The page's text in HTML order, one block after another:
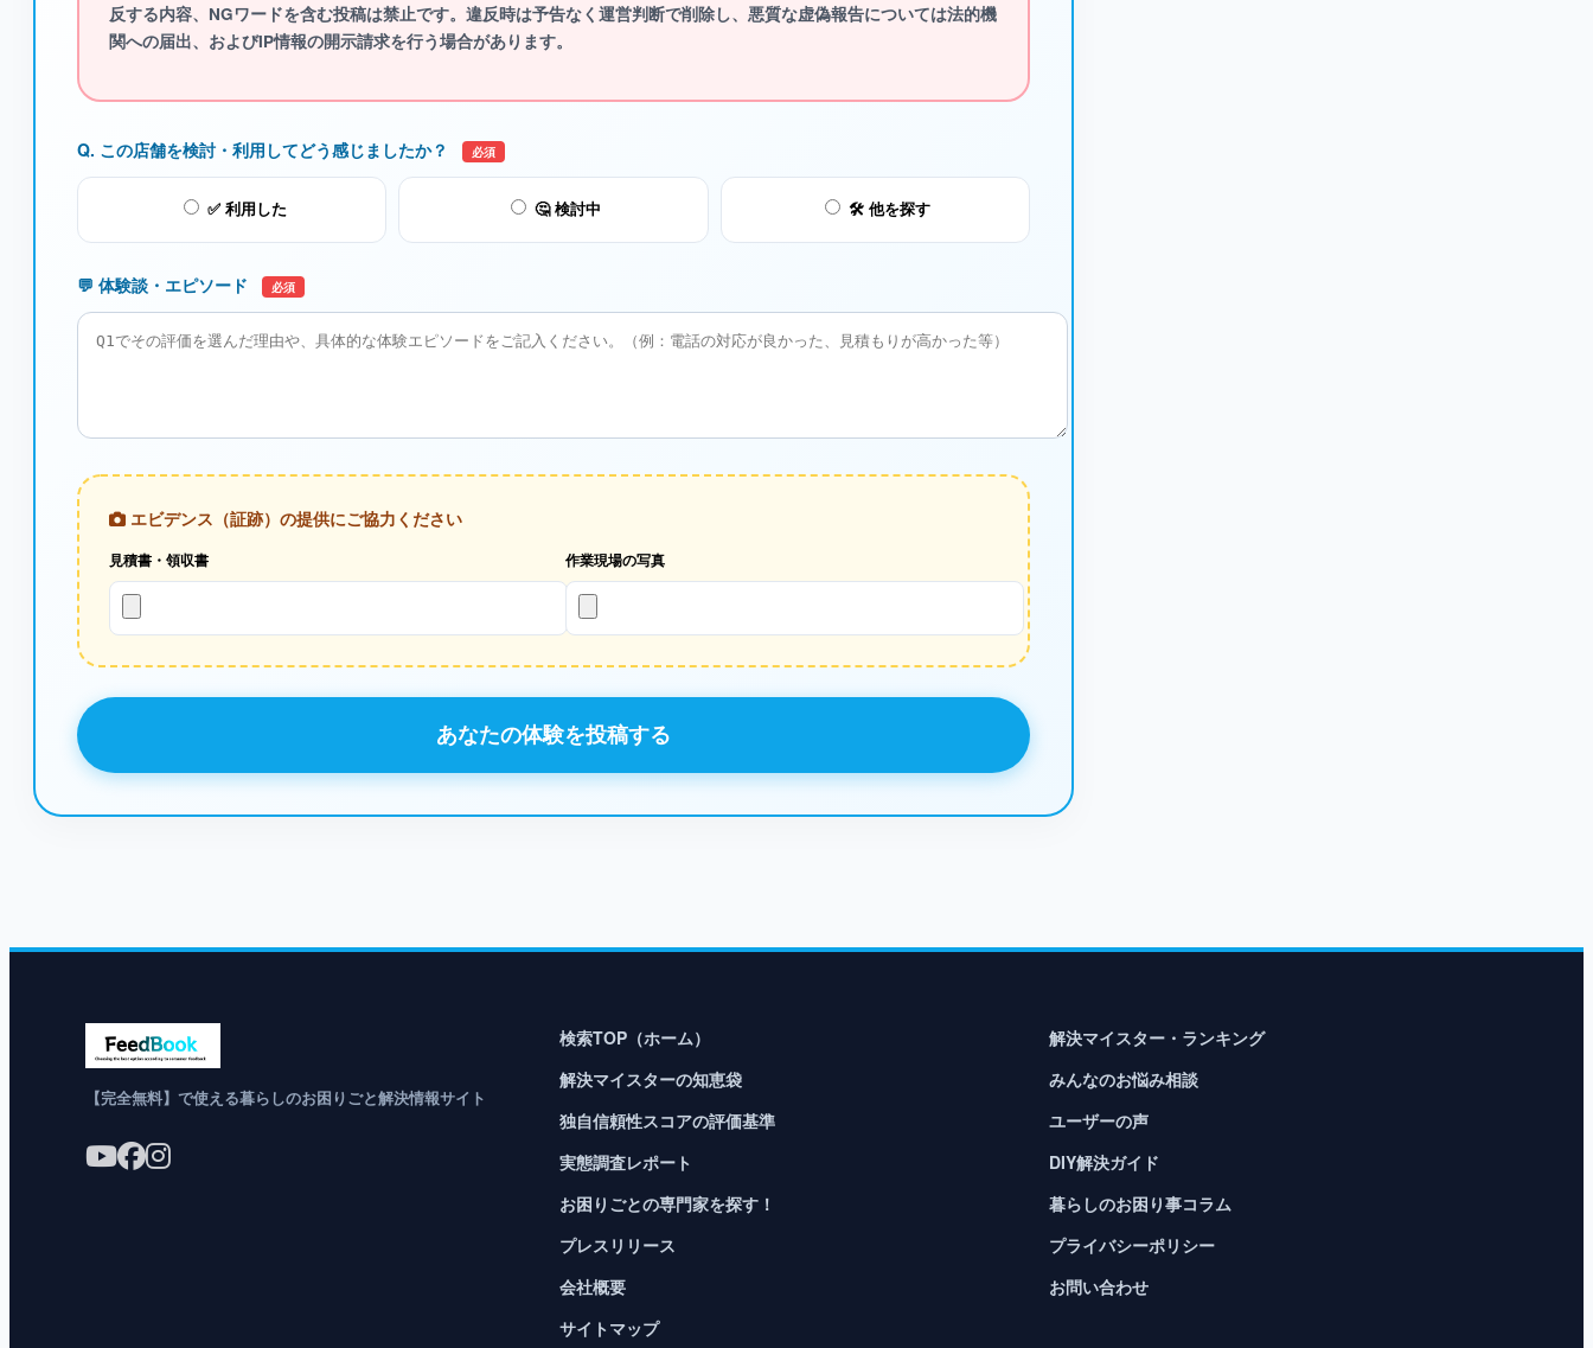
反する内容、NGワードを含む投稿は禁止です。違反時は予告なく運営判断で削除し、悪質な虚偽報告については法的機
関への届出、およびIP情報の開示請求を行う場合があります。
Q. この店舗を検討・利用してどう感じましたか？ 必須
✅ 利用した 🤔 検討中 🛠️ 他を探す
💬 体験談・エピソード 必須
エビデンス（証跡）の提供にご協力ください
見積書・領収書 作業現場の写真
あなたの体験を投稿する
【完全無料】で使える暮らしのお困りごと解決情報サイト
検索TOP（ホーム）
解決マイスター・ランキング
解決マイスターの知恵袋
みんなのお悩み相談
独自信頼性スコアの評価基準
ユーザーの声
実態調査レポート
DIY解決ガイド
お困りごとの専門家を探す！
暮らしのお困り事コラム
プレスリリース
プライバシーポリシー
会社概要
お問い合わせ
サイトマップ